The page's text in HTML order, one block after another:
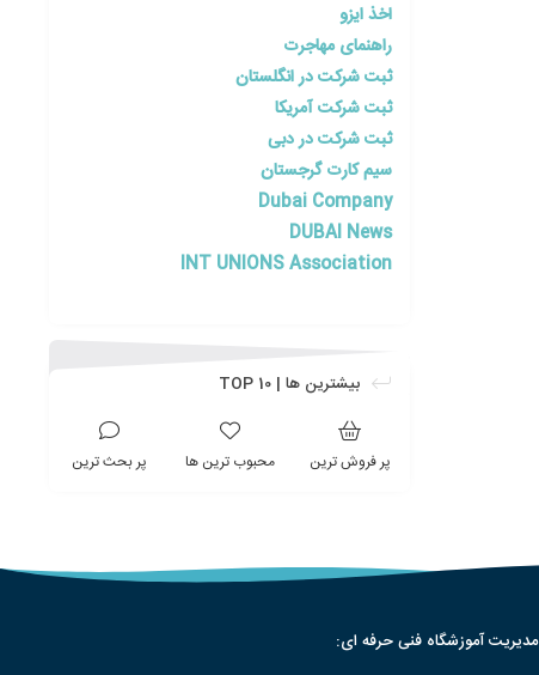
اخذ ایزو
راهنمای مهاجرت
ثبت شرکت در انگلستان
ثبت شرکت آمریکا
ثبت شرکت در دبی
سیم کارت گرجستان
Dubai Company
DUBAI News
INT UNIONS Association
بیشترین ها | TOP 10
پر فروش ترین محبوب ترین ها پر بحث ترین
مدیریت آموزشگاه فنی حرفه ای: